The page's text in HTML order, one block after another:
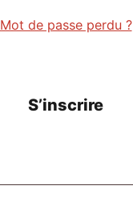
Mot de passe perdu ?
S’inscrire